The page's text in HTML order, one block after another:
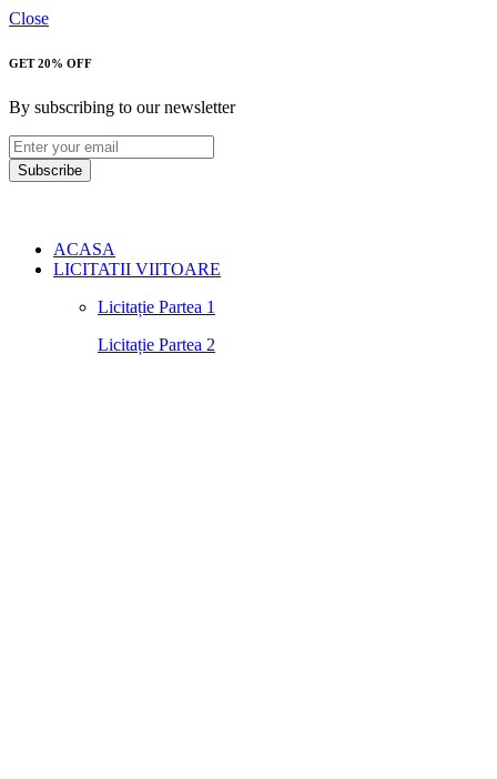
Close
GET 20% OFF
By subscribing to our newsletter
Subscribe
ACASA
LICITATII VIITOARE
Licitație Partea 1
Licitație Partea 2